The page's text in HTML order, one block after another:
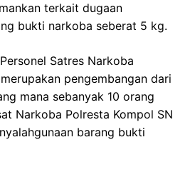
terkait dugaan
bukti narkoba seberat 5 kg.
Satres Narkoba
pengembangan dari
mana sebanyak 10 orang
Narkoba Polresta Kompol SN
barang bukti